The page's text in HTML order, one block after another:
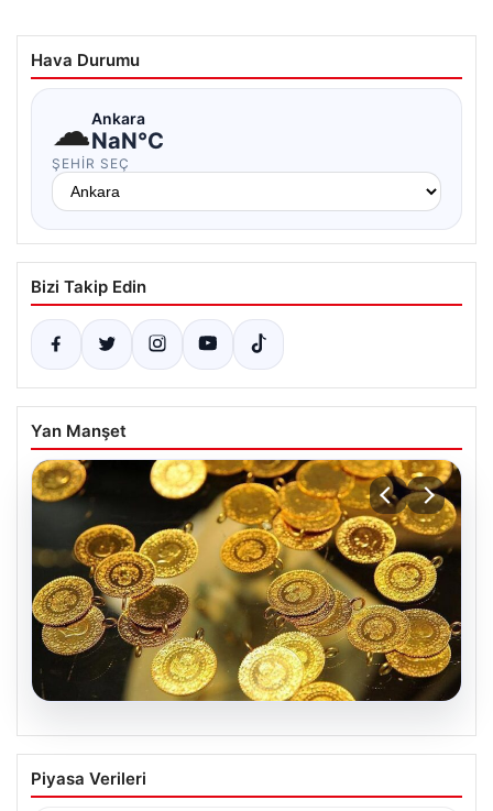
Hava Durumu
☁Ankara
NaN°C
ŞEHIR SEÇ
Bizi Takip Edin
Yan Manşet
06.08.2026
Altın fiyatları canlı 7 Nisan 2026: Altın
fiyatları bugün ne kadar oldu?
Piyasa Verileri